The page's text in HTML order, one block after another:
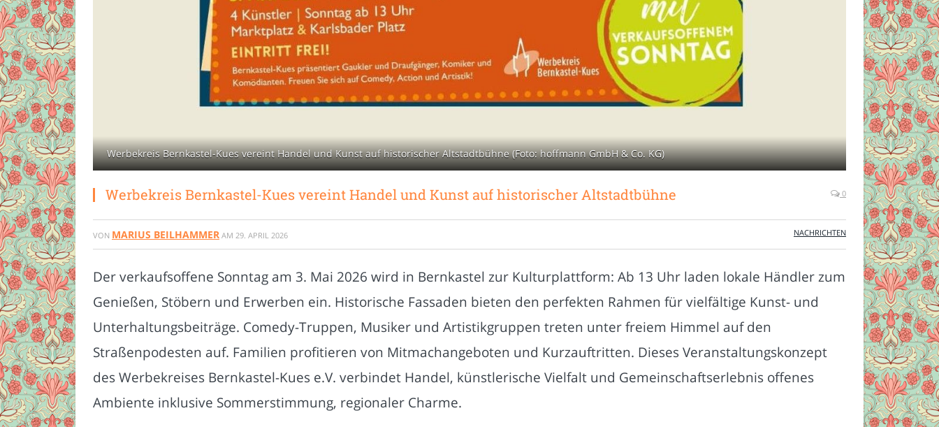
Werbekreis Bernkastel-Kues vereint Handel und Kunst auf historischer Altstadtbühne (Foto: hoffmann GmbH & Co. KG)
Werbekreis Bernkastel-Kues vereint Handel und Kunst auf historischer Altstadtbühne 0
VON MARIUS BEILHAMMER AM 29. APRIL 2026 NACHRICHTEN
Der verkaufsoffene Sonntag am 3. Mai 2026 wird in Bernkastel zur Kulturplattform: Ab 13 Uhr laden lokale Händler zum
Genießen, Stöbern und Erwerben ein. Historische Fassaden bieten den perfekten Rahmen für vielfältige Kunst- und
Unterhaltungsbeiträge. Comedy-Truppen, Musiker und Artistikgruppen treten unter freiem Himmel auf den
Straßenpodesten auf. Familien profitieren von Mitmachangeboten und Kurzauftritten. Dieses Veranstaltungskonzept
des Werbekreises Bernkastel-Kues e.V. verbindet Handel, künstlerische Vielfalt und Gemeinschaftserlebnis offenes
Ambiente inklusive Sommerstimmung, regionaler Charme.